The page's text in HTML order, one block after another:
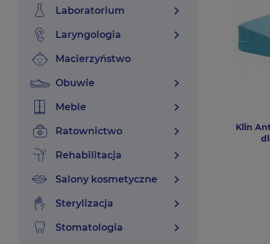
laboratorium chevron_right
laryngologia chevron_right
macierzyństwo
obuwie chevron_right
meble chevron_right
ratownictwo chevron_right
rehabilitacja chevron_right
salony kosmetyczne chevron_right
sterylizacja chevron_right
stomatologia chevron_right
Klin